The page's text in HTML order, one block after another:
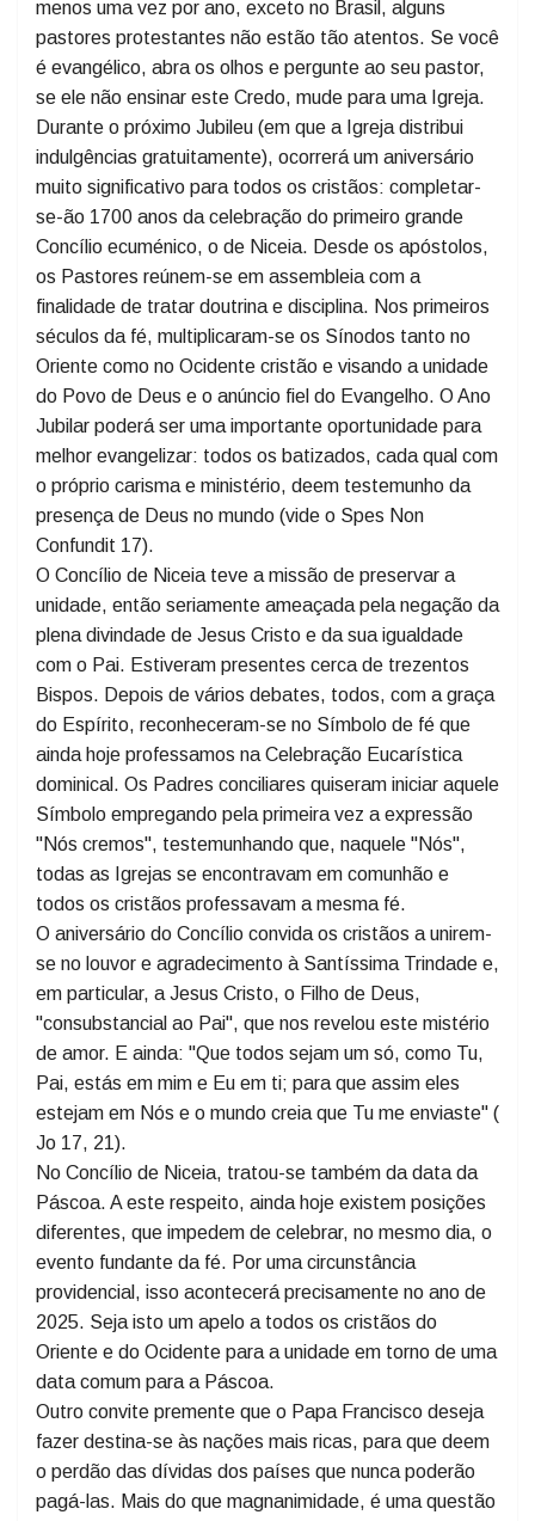
primeiros cristãos no ano 325, na cidade de Niceia? E
complementado depois em Constantinopla? Católicos
e protestantes confirmam este juramento de fé ao
menos uma vez por ano, exceto no Brasil, alguns
pastores protestantes não estão tão atentos. Se você
é evangélico, abra os olhos e pergunte ao seu pastor,
se ele não ensinar este Credo, mude para uma Igreja.
Durante o próximo Jubileu (em que a Igreja distribui
indulgências gratuitamente), ocorrerá um aniversário
muito significativo para todos os cristãos: completar-
se-ão 1700 anos da celebração do primeiro grande
Concílio ecuménico, o de Niceia. Desde os apóstolos,
os Pastores reúnem-se em assembleia com a
finalidade de tratar doutrina e disciplina. Nos primeiros
séculos da fé, multiplicaram-se os Sínodos tanto no
Oriente como no Ocidente cristão e visando a unidade
do Povo de Deus e o anúncio fiel do Evangelho. O Ano
Jubilar poderá ser uma importante oportunidade para
melhor evangelizar: todos os batizados, cada qual com
o próprio carisma e ministério, deem testemunho da
presença de Deus no mundo (vide o Spes Non
Confundit 17).
O Concílio de Niceia teve a missão de preservar a
unidade, então seriamente ameaçada pela negação da
plena divindade de Jesus Cristo e da sua igualdade
com o Pai. Estiveram presentes cerca de trezentos
Bispos. Depois de vários debates, todos, com a graça
do Espírito, reconheceram-se no Símbolo de fé que
ainda hoje professamos na Celebração Eucarística
dominical. Os Padres conciliares quiseram iniciar aquele
Símbolo empregando pela primeira vez a expressão
"Nós cremos", testemunhando que, naquele "Nós",
todas as Igrejas se encontravam em comunhão e
todos os cristãos professavam a mesma fé.
O aniversário do Concílio convida os cristãos a unirem-
se no louvor e agradecimento à Santíssima Trindade e,
em particular, a Jesus Cristo, o Filho de Deus,
"consubstancial ao Pai", que nos revelou este mistério
de amor. E ainda: "Que todos sejam um só, como Tu,
Pai, estás em mim e Eu em ti; para que assim eles
estejam em Nós e o mundo creia que Tu me enviaste" (
Jo 17, 21).
No Concílio de Niceia, tratou-se também da data da
Páscoa. A este respeito, ainda hoje existem posições
diferentes, que impedem de celebrar, no mesmo dia, o
evento fundante da fé. Por uma circunstância
providencial, isso acontecerá precisamente no ano de
2025. Seja isto um apelo a todos os cristãos do
Oriente e do Ocidente para a unidade em torno de uma
data comum para a Páscoa.
Outro convite premente que o Papa Francisco deseja